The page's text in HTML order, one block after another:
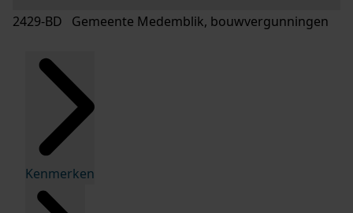
2429-BD Gemeente Medemblik, bouwvergunningen
Kenmerken